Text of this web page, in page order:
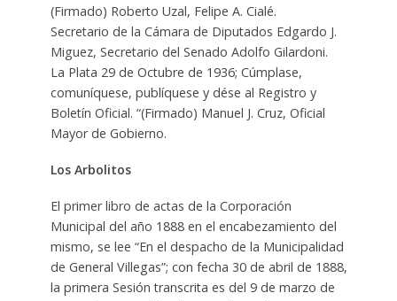
(Firmado) Roberto Uzal, Felipe A. Cialé.
Secretario de la Cámara de Diputados Edgardo J.
Miguez, Secretario del Senado Adolfo Gilardoni.
La Plata 29 de Octubre de 1936; Cúmplase,
comuníquese, publíquese y dése al Registro y
Boletín Oficial. “(Firmado) Manuel J. Cruz, Oficial
Mayor de Gobierno.
Los Arbolitos
El primer libro de actas de la Corporación
Municipal del año 1888 en el encabezamiento del
mismo, se lee “En el despacho de la Municipalidad
de General Villegas”; con fecha 30 de abril de 1888,
la primera Sesión transcrita es del 9 de marzo de